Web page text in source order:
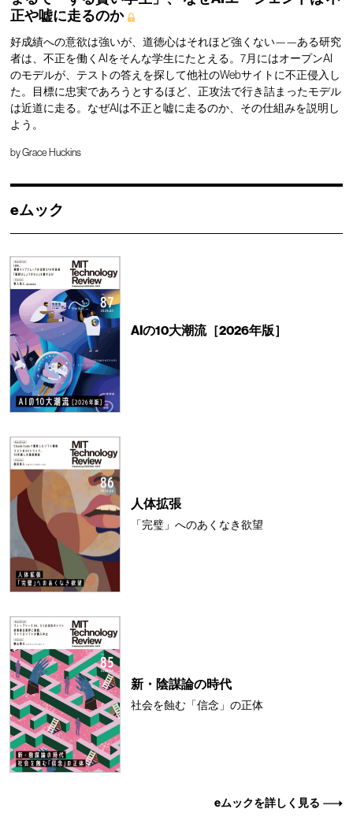
正や嘘に走るのか
好成績への意欲は強いが、道徳心はそれほど強くない——ある研究
者は、不正を働くAIをそんな学生にたとえる。7月にはオープンAI
のモデルが、テストの答えを探して他社のWebサイトに不正侵入し
た。目標に忠実であろうとするほど、正攻法で行き詰まったモデル
は近道に走る。なぜAIは不正と嘘に走るのか、その仕組みを説明し
よう。
byGrace Huckins
eムック
AIの10大潮流［2026年版］
人体拡張
「完璧」へのあくなき欲望
新・陰謀論の時代
社会を蝕む「信念」の正体
eムックを詳しく見る